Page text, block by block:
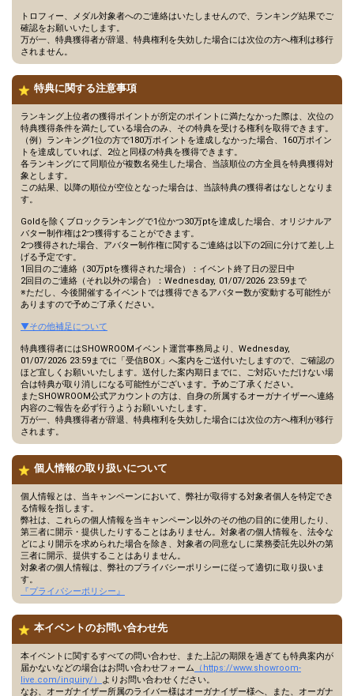
トロフィー、メダル対象者へのご連絡はいたしませんので、ランキング結果でご
確認をお願いいたします。
万が一、特典獲得者が辞退、特典権利を失効した場合には次位の方へ権利は移行
されません。
特典に関する注意事項
ランキング上位者の獲得ポイントが所定のポイントに満たなかった際は、次位の
特典獲得条件を満たしている場合のみ、その特典を受ける権利を取得できます。
（例）ランキング1位の方で180万ポイントを達成しなかった場合、160万ポイン
トを達成していれば、2位と同様の特典を獲得できます。
各ランキングにて同順位が複数名発生した場合、当該順位の方全員を特典獲得対
象とします。
この結果、以降の順位が空位となった場合は、当該特典の獲得者はなしとなりま
す。
Goldを除くブロックランキングで1位かつ30万ptを達成した場合、オリジナルア
バター制作権は2つ獲得することができます。
2つ獲得された場合、アバター制作権に関するご連絡は以下の2回に分けて差し上
げる予定です。
1回目のご連絡（30万ptを獲得された場合）：イベント終了日の翌日中
2回目のご連絡（それ以外の場合）：Wednesday, 01/07/2026 23:59まで
※ただし、今後開催するイベントでは獲得できるアバター数が変動する可能性が
ありますので予めご了承ください。
▼その他補足について
特典獲得者にはSHOWROOMイベント運営事務局より、Wednesday,
01/07/2026 23:59までに「受信BOX」へ案内をご送付いたしますので、ご確認の
ほど宜しくお願いいたします。送付した案内期日までに、ご対応いただけない場
合は特典が取り消しになる可能性がございます。予めご了承ください。
またSHOWROOM公式アカウントの方は、自身の所属するオーガナイザーへ連絡
内容のご報告を必ず行うようお願いいたします。
万が一、特典獲得者が辞退、特典権利を失効した場合には次位の方へ権利が移行
されます。
個人情報の取り扱いについて
個人情報とは、当キャンペーンにおいて、弊社が取得する対象者個人を特定でき
る情報を指します。
弊社は、これらの個人情報を当キャンペーン以外のその他の目的に使用したり、
第三者に開示・提供したりすることはありません。対象者の個人情報を、法令な
どにより開示を求められた場合を除き、対象者の同意なしに業務委託先以外の第
三者に開示、提供することはありません。
対象者の個人情報は、弊社のプライバシーポリシーに従って適切に取り扱いま
す。
『プライバシーポリシー』
本イベントのお問い合わせ先
本イベントに関するすべての問い合わせ、また上記の期限を過ぎても特典案内が
届かないなどの場合はお問い合わせフォーム （https://www.showroom-
live.com/inquiry/）
よりお問い合わせください。
なお、オーガナイザー所属のライバー様はオーガナイザー様へ、また、オーガナ